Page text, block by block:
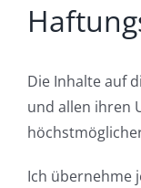
Die Inhalte auf
und allen ihren
Ich übernehme